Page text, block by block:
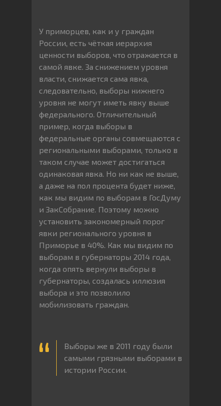
У приморцев, как и у граждан
России, есть чёткая иерархия
ценности выборов, что отражается в
самой явке. За снижением уровня
власти, снижается сама явка,
следовательно, выборы нижнего
уровня не могут иметь явку выше
федерального. Отличительный
пример, когда выборы в
федеральные органы совмещаются с
региональными выборами, только в
таком случае может достигаться
одинаковая явка. Но ни как не выше,
а даже на пол процента будет ниже,
как мы видим по выборам в ГосДуму
и ЗакСобрание. Поэтому можно
установить закономерный порог
явки регионального уровня в
Приморье в 40%. Как мы видим по
выборам в губернаторы 2014 года,
когда опять вернули выборы в
губернаторы, создалась иллюзия
выбора и это позволило
мобилизовать граждан.
Выборы же в 2011 году были
самыми грязными выборами в
истории России.